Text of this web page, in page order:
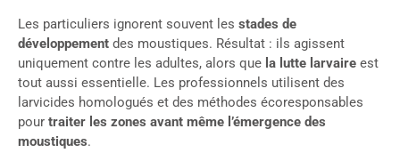
Les particuliers ignorent souvent les stades de
développement des moustiques. Résultat : ils agissent
uniquement contre les adultes, alors que la lutte larvaire est
tout aussi essentielle. Les professionnels utilisent des
larvicides homologués et des méthodes écoresponsables
pour traiter les zones avant même l’émergence des
moustiques.